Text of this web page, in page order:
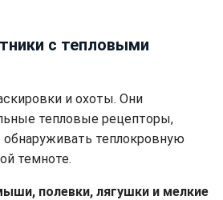
с тепловыми
и охоты. Они
тепловые рецепторы,
теплокровную
темноте.
полевки, лягушки и мелкие